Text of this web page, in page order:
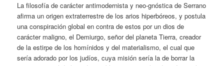
La filosofía de carácter antimodernista y neo-gnóstica de Serrano
afirma un origen extraterrestre de los arios hiperbóreos, y postula
una conspiración global en contra de estos por un dios de
carácter maligno, el Demiurgo, señor del planeta Tierra, creador
de la estirpe de los homínidos y del materialismo, el cual que
sería adorado por los judíos, cuya misión sería la de borrar la